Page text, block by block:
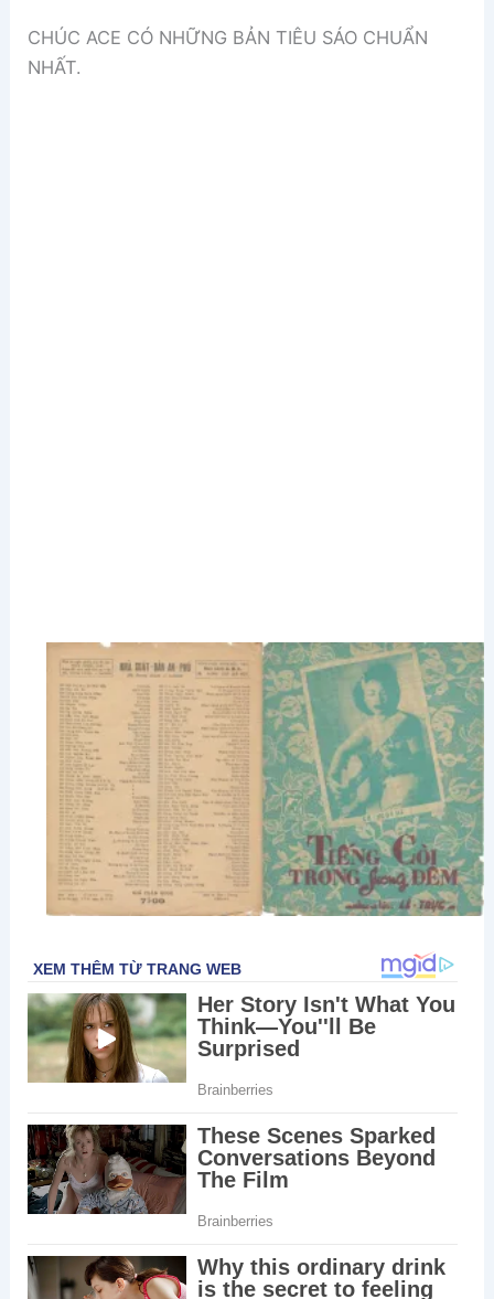
CHÚC ACE CÓ NHỮNG BẢN TIÊU SÁO CHUẨN
NHẤT.